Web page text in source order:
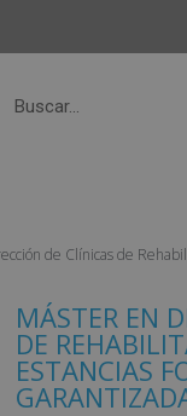
de Clínicas de
MÁSTER EN
DE
ESTANCIAS